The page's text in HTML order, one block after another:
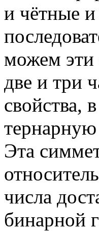
и чётные
можем эти
две и три
свойства,
тернарную
Эта
числа
бинарной